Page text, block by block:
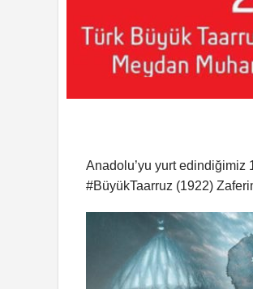
Anadolu’yu yurt edindiğimiz
#BüyükTaarruz (1922)